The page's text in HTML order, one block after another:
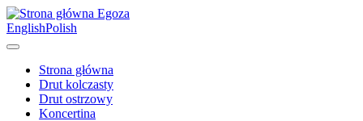
Egoza
EnglishPolish
Strona główna
Drut kolczasty
Drut ostrzowy
Koncertina